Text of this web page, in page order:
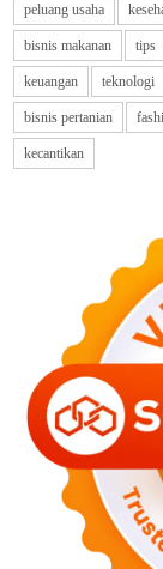
peluang usaha
bisnis makanan tips
keuangan teknologi
bisnis pertanian
kecantikan